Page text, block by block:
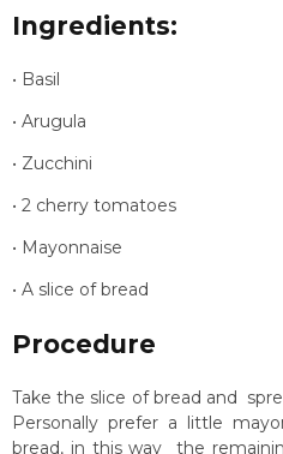
Ingredients:
• Basil
• Arugula
• Zucchini
• 2 cherry tomatoes
• Mayonnaise
• A slice of bread
Procedure
Take the slice of bread and
Personally prefer a little
bread, in this way the